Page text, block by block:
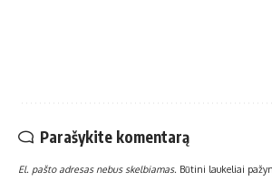
Parašykite komentarą
El. pašto adresas nebus skelbiamas. Būtini laukeliai